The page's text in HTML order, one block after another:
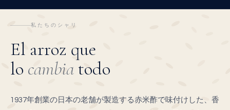
私たちのシャリ
El arroz que
lo cambia todo
1937年創業の日本の老舗が製造する赤米酢で味付けした、香